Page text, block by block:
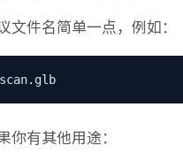
文件名简单一点，例如：
scan.glb
你有其他用途：